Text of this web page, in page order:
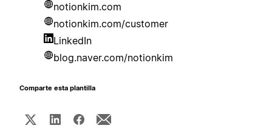
notionkim.com
notionkim.com/customer
LinkedIn
blog.naver.com/notionkim
Comparte esta plantilla